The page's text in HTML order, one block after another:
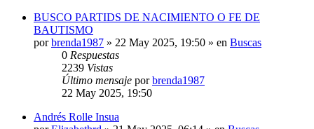
BUSCO PARTIDS DE NACIMIENTO O FE DE
BAUTISMO
porbrenda1987 » 22 May 2025, 19:50 » en Buscas
0 Respuestas
2239 Vistas
Último mensaje porbrenda1987
22 May 2025, 19:50
Andrés Rolle Insua